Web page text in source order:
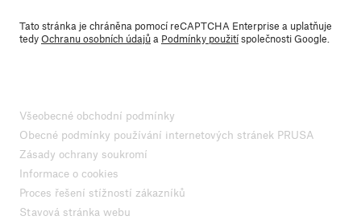
Tato stránka je chráněna pomocí reCAPTCHA Enterprise a uplatňuje
tedyOchranu osobních údajůa Podmínky použitíspolečnosti Google.
Všeobecné obchodní podmínky
Obecné podmínky používání internetových stránek PRUSA
Zásady ochrany soukromí
Informace o cookies
Proces řešení stížností zákazníků
Stavová stránka webu